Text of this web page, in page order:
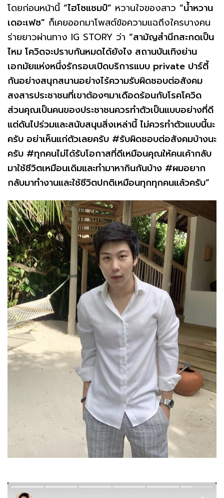
โดยก่อนหน้านี้ “ไฮโซแชมป์” หวานใจของสาว “น้ำหวาน
เดอะเฟซ” ก็เคยออกมาโพสต์ข้อความแฉถึงใครบางคน
ร่ายยาวผ่านทาง IG STORY ว่า “สามัญสำนึกสะกดเป็น
ไหม โควิดจะปราบกันหมดได้ยังไง สถานบันเทิงย่าน
เอกมัยแห่งหนึ่งรักรอบเปิดบริการแบบ private ปาร์ตี้
กันอย่างสนุกสนานอย่างไร้ความรับผิดชอบต่อสังคม
สงสารประชาชนที่เขาต้องๆมาเดือดร้อนกับโรคโควิด
ส่วนคุณเป็นคนของประชาชนควรทำตัวเป็นแบบอย่างที่ดี
แต่ดันไปร่วมและสนับสนุนสิ่งเหล่านี้ ไม่ควรทำตัวแบบนี้นะ
ครับ อย่าเห็นแก่ตัวเลยครับ #รับผิดชอบต่อสังคมบ้างนะ
ครับ #ทุกคนไม่ได้รับโอกาสที่ดีเหมือนคุณให้คนเค้ากลับ
มาใช้ชีวิตเหมือนเดิมและทำมาหากินกันบ้าง #ผมอยาก
กลับมาทำงานและใช้ชีวิตปกติเหมือนทุกทุกคนแล้วครับ”